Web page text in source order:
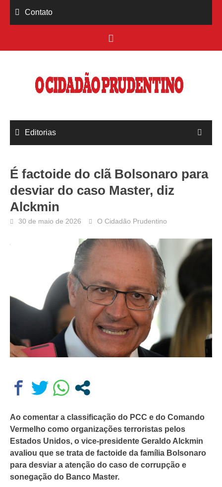
Contato
Editorias
É factoide do clã Bolsonaro para
desviar do caso Master, diz
Alckmin
30 de maio de 2026 O Cidadão Prudentino
Ao comentar a classificação do PCC e do Comando
Vermelho como organizações terroristas pelos
Estados Unidos, o vice-presidente Geraldo Alckmin
avaliou que se trata de factoide da família Bolsonaro
para desviar a atenção do caso de corrupção e
sonegação do Banco Master.